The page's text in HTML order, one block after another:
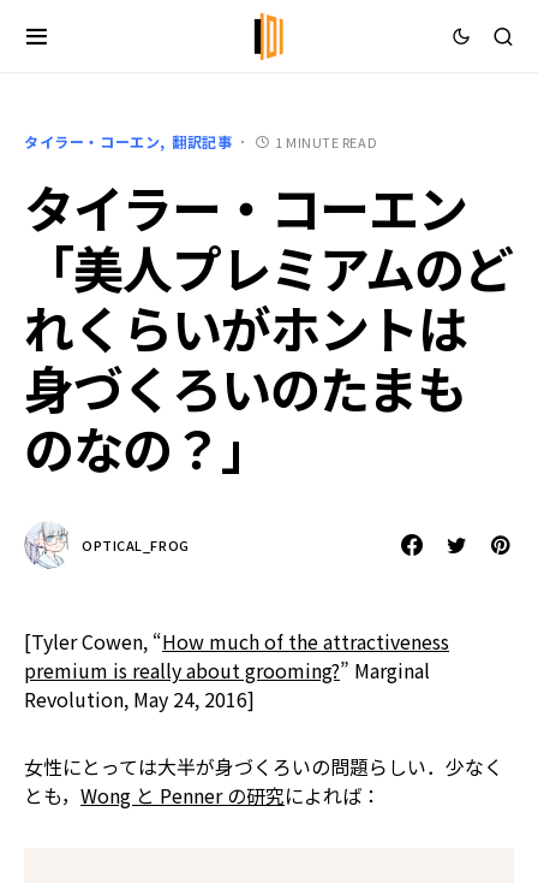
タイラー・コーエン 翻訳記事 1 MINUTE READ
タイラー・コーエン
「美人プレミアムのど
れくらいがホントは
身づくろいのたまも
のなの？」
OPTICAL_FROG
[Tyler Cowen, “How much of the attractiveness
premium is really about grooming?” Marginal
Revolution, May 24, 2016]
女性にとっては大半が身づくろいの問題らしい．少なく
とも， Wong と Penner の研究によれば：